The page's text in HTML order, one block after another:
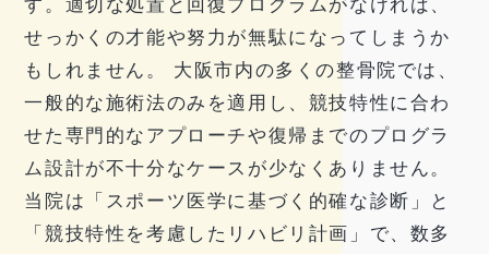
す。適切な処置と回復プログラムがなければ、
せっかくの才能や努力が無駄になってしまうか
もしれません。 大阪市内の多くの整骨院では、
一般的な施術法のみを適用し、競技特性に合わ
せた専門的なアプローチや復帰までのプログラ
ム設計が不十分なケースが少なくありません。
当院は「スポーツ医学に基づく的確な診断」と
「競技特性を考慮したリハビリ計画」で、数多